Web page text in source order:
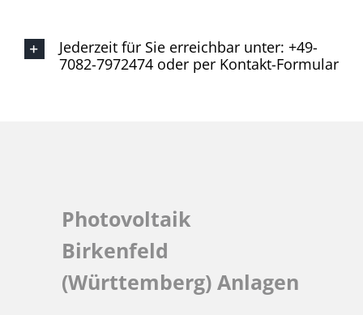
Jederzeit für Sie erreichbar unter: +49-
7082-7972474 oder per Kontakt-Formular
Photovoltaik
Birkenfeld
(Württemberg) Anlagen